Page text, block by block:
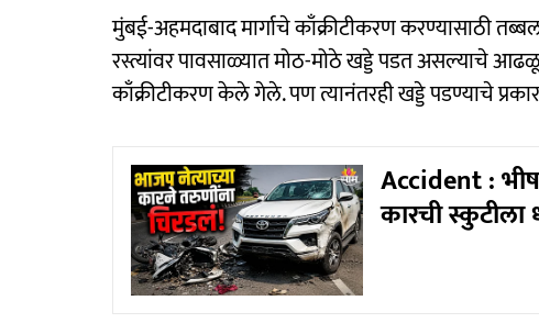
मुंबई-अहमदाबाद मार्गाचे काँक्रीटीकरण करण्यासाठी
रस्त्यांवर पावसाळ्यात मोठ-मोठे खड्डे पडत असल्याचे
काँक्रीटीकरण केले गेले. पण त्यानंतरही खड्डे पडण्याचे
Accident :
कारची